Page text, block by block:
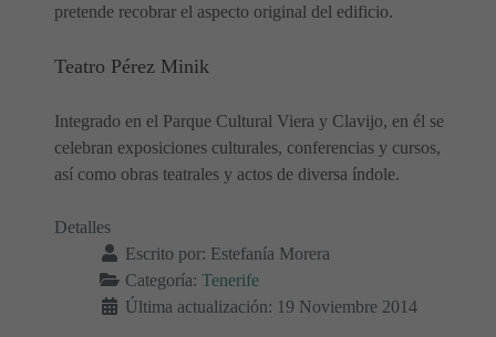
pretende recobrar el aspecto original del edificio.
Teatro Pérez Minik
Integrado en el Parque Cultural Viera y Clavijo, en él se
celebran exposiciones culturales, conferencias y cursos,
así como obras teatrales y actos de diversa índole.
Detalles
Escrito por: Estefanía Morera
Categoría: Tenerife
Última actualización: 19 Noviembre 2014